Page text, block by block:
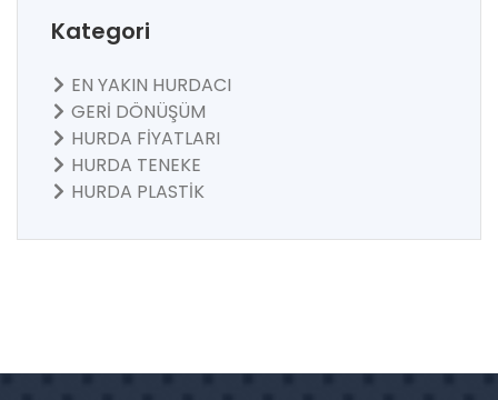
Kategori
EN YAKIN HURDACI
GERİ DÖNÜŞÜM
HURDA FİYATLARI
HURDA TENEKE
HURDA PLASTİK